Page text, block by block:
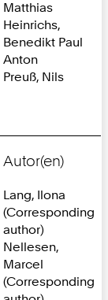
Matthias
Heinrichs,
Benedikt Paul
Anton
Preuß, Nils
Autor(en)
Lang, Ilona
(Corresponding
author)
Nellesen,
Marcel
(Corresponding